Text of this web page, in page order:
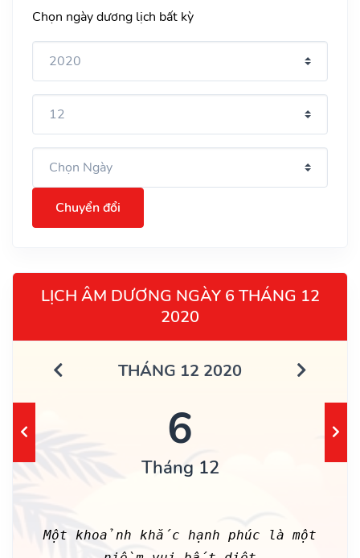
Chọn ngày dương lịch bất kỳ
Chuyển đổi
LỊCH ÂM DƯƠNG NGÀY 6 THÁNG 12
2020
THÁNG 12 2020
6
Tháng 12
Một khoảnh khắc hạnh phúc là một